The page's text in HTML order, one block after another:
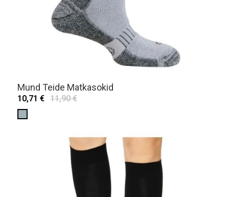
Mund Teide Matkasokid
10,71 € 11,90 €